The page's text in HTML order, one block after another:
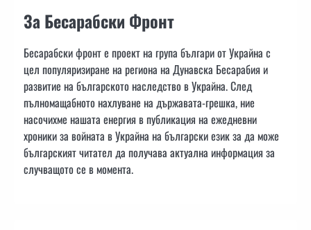
За Бесарабски Фронт
Бесарабски фронт е проект на група българи от Украйна с
цел популяризиране на региона на Дунавска Бесарабия и
развитие на българското наследство в Украйна. След
пълномащабното нахлуване на държавата-грешка, ние
насочихме нашата енергия в публикация на ежедневни
хроники за войната в Украйна на български език за да може
българският читател да получава актуална информация за
случващото се в момента.